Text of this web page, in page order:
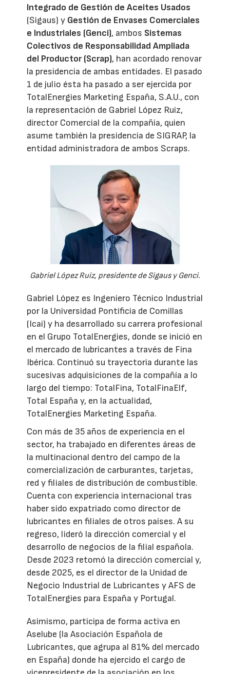
Integrado de Gestión de Aceites Usados
(Sigaus) y Gestión de Envases Comerciales
e Industriales (Genci), ambos Sistemas
Colectivos de Responsabilidad Ampliada
del Productor (Scrap), han acordado renovar
la presidencia de ambas entidades. El pasado
1 de julio ésta ha pasado a ser ejercida por
TotalEnergies Marketing España, S.A.U., con
la representación de Gabriel López Ruiz,
director Comercial de la compañía, quien
asume también la presidencia de SIGRAP, la
entidad administradora de ambos Scraps.
Gabriel López Ruiz, presidente de Sigaus y Genci.
Gabriel López es Ingeniero Técnico Industrial
por la Universidad Pontificia de Comillas
(Icai) y ha desarrollado su carrera profesional
en el Grupo TotalEnergies, donde se inició en
el mercado de lubricantes a través de Fina
Ibérica. Continuó su trayectoria durante las
sucesivas adquisiciones de la compañía a lo
largo del tiempo: TotalFina, TotalFinaElf,
Total España y, en la actualidad,
TotalEnergies Marketing España.
Con más de 35 años de experiencia en el
sector, ha trabajado en diferentes áreas de
la multinacional dentro del campo de la
comercialización de carburantes, tarjetas,
red y filiales de distribución de combustible.
Cuenta con experiencia internacional tras
haber sido expatriado como director de
lubricantes en filiales de otros países. A su
regreso, lideró la dirección comercial y el
desarrollo de negocios de la filial española.
Desde 2023 retomó la dirección comercial y,
desde 2025, es el director de la Unidad de
Negocio Industrial de Lubricantes y AFS de
TotalEnergies para España y Portugal.
Asimismo, participa de forma activa en
Aselube (la Asociación Española de
Lubricantes, que agrupa al 81% del mercado
en España) donde ha ejercido el cargo de